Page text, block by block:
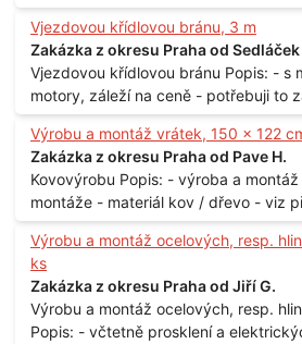
80 cm, levé, 2 ks - 80 cm, pravé, 3
Lokalita: - Praha 10
Vjezdovou křídlovou bránu, 3 m
Zakázka z okresu Praha od Sedláček
Vjezdovou křídlovou bránu Popis: - s montáží - možná i s
motory, záleží na ceně - potřebuji to
Materiál: - ocel Množství: - 1 ks Velikost: - 3 m Lokalita: -
Praha
Výrobu a montáž vrátek, 150 x 122
Zakázka z okresu Praha od Pave H.
Kovovýrobu Popis: - výroba a montáž vrátek - včetně
montáže - materiál kov / dřevo - viz příloha
150
Výrobu a montáž ocelových, resp.
ks
Zakázka z okresu Praha od Jiří G.
Výrobu a montáž ocelových, resp.
Popis: - včtetně prosklení a